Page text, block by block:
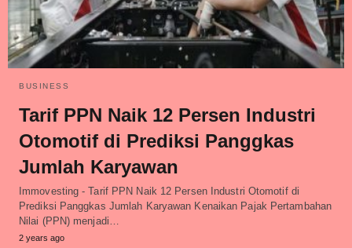
BUSINESS
Tarif PPN Naik 12 Persen Industri
Otomotif di Prediksi Panggkas
Jumlah Karyawan
Immovesting - Tarif PPN Naik 12 Persen Industri Otomotif di
Prediksi Panggkas Jumlah Karyawan Kenaikan Pajak Pertambahan
Nilai (PPN) menjadi…
2 years ago